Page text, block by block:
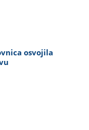
osvojila